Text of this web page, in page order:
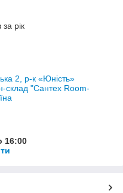
рік
2, р-к «Юність»
склад "Сантех Room-
16:00